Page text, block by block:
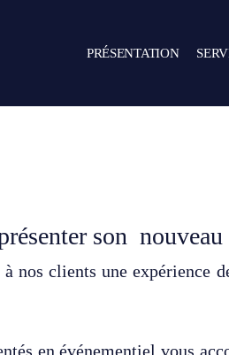
PRÉSENTATION
son
nos clients une expérience
en événementiel vous